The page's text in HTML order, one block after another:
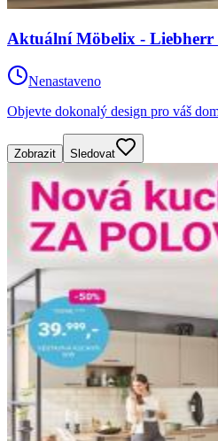
Aktuální Möbelix - Liebherr
Nenastaveno
Objevte dokonalý design pro váš
Zobrazit Sledovat